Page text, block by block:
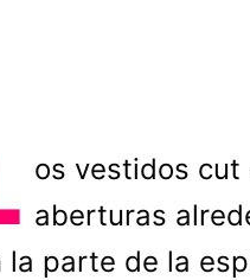
os vestidos cut
aberturas
la parte de la